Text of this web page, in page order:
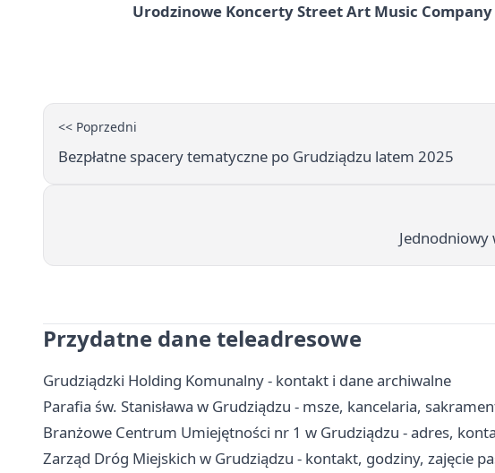
Urodzinowe Koncerty Street Art Music
<< Poprzedni
Bezpłatne spacery tematyczne po Grudziądzu latem 2025
Jednodniowy
Przydatne dane teleadresowe
Grudziądzki Holding Komunalny - kontakt i dane archiwalne
Parafia św. Stanisława w Grudziądzu - msze, kancelaria,
Branżowe Centrum Umiejętności nr 1 w Grudziądzu - adres,
Zarząd Dróg Miejskich w Grudziądzu - kontakt, godziny, zajęcie